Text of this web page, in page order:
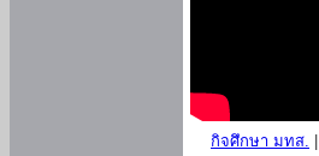
กิจศึกษา มทส.